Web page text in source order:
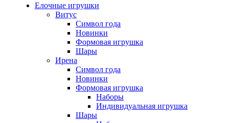
Елочные игрушки
Витус
Символ года
Новинки
Формовая игрушка
Шары
Ирена
Символ года
Новинки
Формовая игрушка
Наборы
Индивидуальная игрушка
Шары